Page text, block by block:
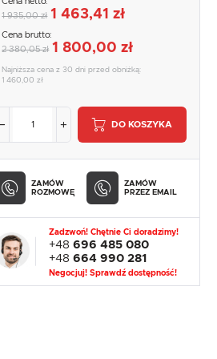
1 935,00 zł 1 463,41 zł
Cena brutto:
2 380,05 zł 1 800,00 zł
Najniższa cena z 30 dni przed obniżką:
1 460,00 zł
DO KOSZYKA
ZAMÓW
ROZMOWĘ
ZAMÓW
PRZEZ EMAIL
Zadzwoń! Chętnie Ci doradzimy!
+48 696 485 080
+48 664 990 281
Negocjuj! Sprawdź dostępność!